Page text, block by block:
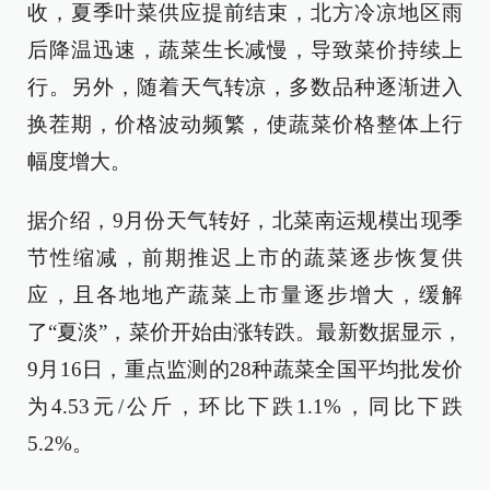
收，夏季叶菜供应提前结束，北方冷凉地区雨
后降温迅速，蔬菜生长减慢，导致菜价持续上
行。另外，随着天气转凉，多数品种逐渐进入
换茬期，价格波动频繁，使蔬菜价格整体上行
幅度增大。
据介绍，9月份天气转好，北菜南运规模出现季
节性缩减，前期推迟上市的蔬菜逐步恢复供
应，且各地地产蔬菜上市量逐步增大，缓解
了“夏淡”，菜价开始由涨转跌。最新数据显示，
9月16日，重点监测的28种蔬菜全国平均批发价
为4.53元/公斤，环比下跌1.1%，同比下跌
5.2%。